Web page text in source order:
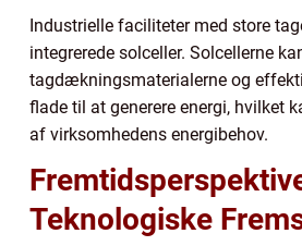
Industrielle faciliteter med store
integrerede solceller. Solcellerne
tagdækningsmaterialerne og
flade til at generere energi, hvilket
af virksomhedens energibehov.
Teknologiske